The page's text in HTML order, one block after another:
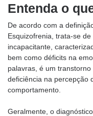
Entenda o
De acordo com a
Esquizofrenia, trata-se
incapacitante,
bem como déficits na
palavras, é um
deficiência na percepção
comportamento.
Geralmente, o